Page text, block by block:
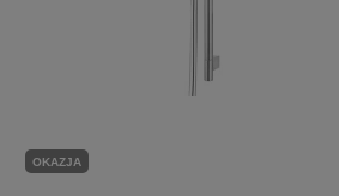
OKAZJA